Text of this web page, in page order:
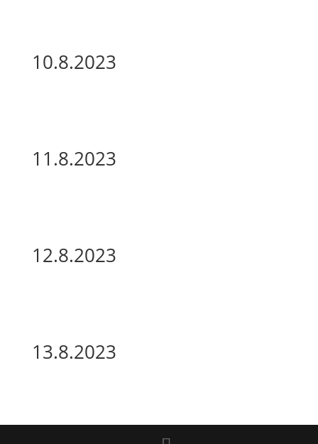
10.8.2023
11.8.2023
12.8.2023
13.8.2023